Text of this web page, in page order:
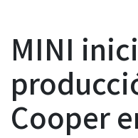
MINI
Cooper